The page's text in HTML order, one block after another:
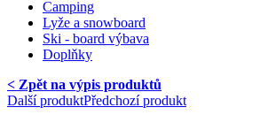
Camping
Lyže a snowboard
Ski - board výbava
Doplňky
< Zpět na výpis produktů
Další produktPředchozí produkt